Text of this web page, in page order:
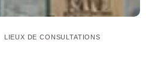
LIEUX DE CONSULTATIONS